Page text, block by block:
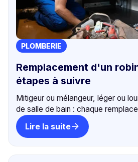
PLOMBERIE
Remplacement d'un
étapes à suivre
Mitigeur ou mélangeur, léger ou
de salle de bain : chaque
ses spécificités. Les étapes et les
Lire la suite